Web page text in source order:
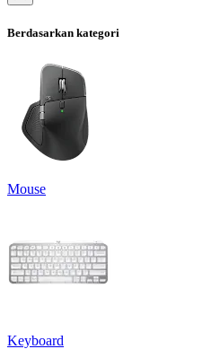
Berdasarkan kategori
Mouse
Keyboard